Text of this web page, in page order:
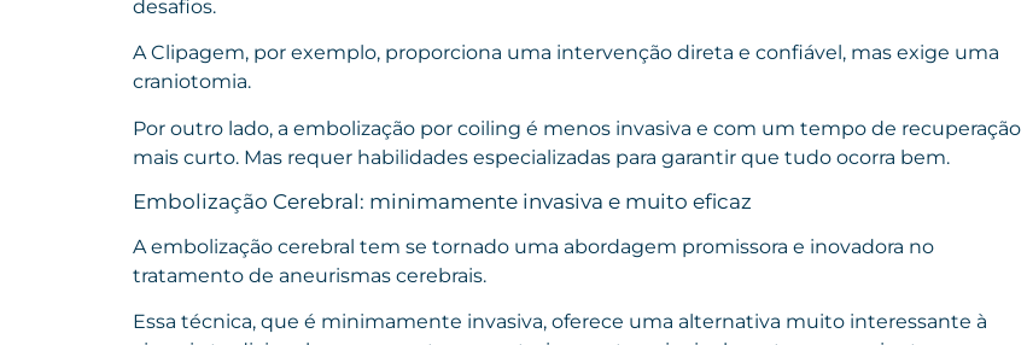
desafios.
A Clipagem, por exemplo, proporciona uma intervenção direta e confiável, mas exige uma
craniotomia.
Por outro lado, a embolização por coiling é menos invasiva e com um tempo de recuperação
mais curto. Mas requer habilidades especializadas para garantir que tudo ocorra bem.
Embolização Cerebral: minimamente invasiva e muito eficaz
A embolização cerebral tem se tornado uma abordagem promissora e inovadora no
tratamento de aneurismas cerebrais.
Essa técnica, que é minimamente invasiva, oferece uma alternativa muito interessante à